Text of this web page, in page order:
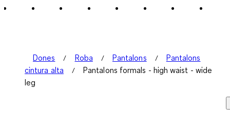
Dones Roba Pantalons
Pantalons
cintura alta
Pantalons formals - high waist - wide
leg